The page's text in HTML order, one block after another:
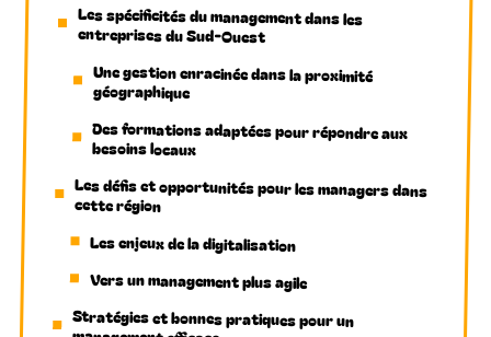
Les spécificités du management dans les
entreprises du Sud-Ouest
Une gestion enracinée dans la proximité
géographique
Des formations adaptées pour répondre aux
besoins locaux
Les défis et opportunités pour les managers dans
cette région
Les enjeux de la digitalisation
Vers un management plus agile
Stratégies et bonnes pratiques pour un